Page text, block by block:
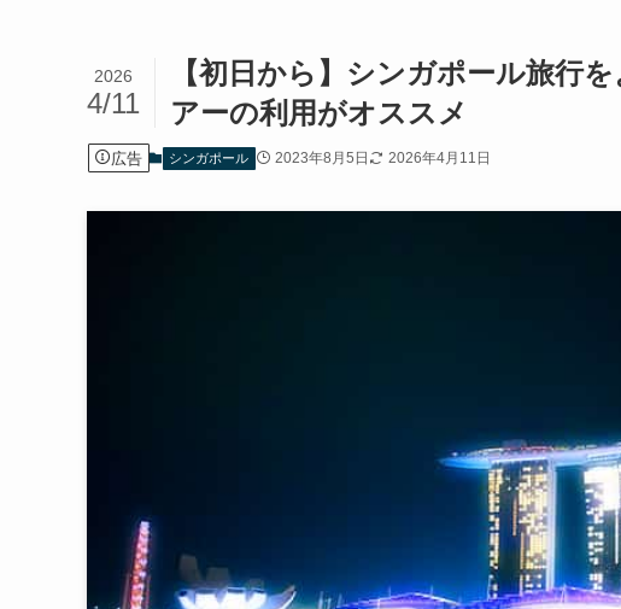
【初日から】シンガポール旅行
アーの利用がオススメ
2026
4/11
広告 シンガポール 2023年8月5日 2026年4月11日